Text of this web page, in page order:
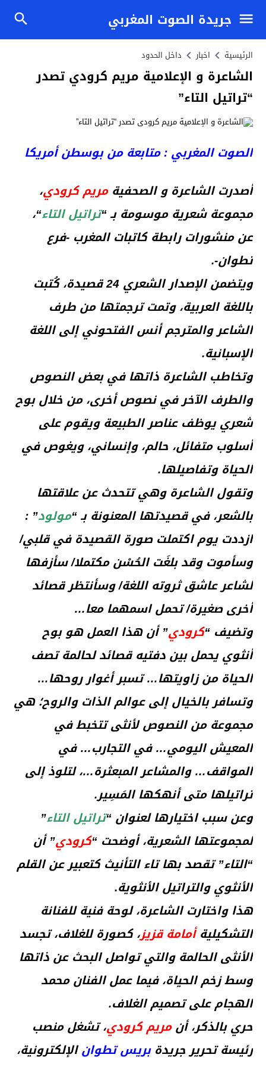
جريدة الصوت المغربي
الرئيسية اخبار داخل الحدود
الشاعرة و الإعلامية مريم كرودي تصدر
“تراتيل التاء”
الصوت المغربي : متابعة من بوسطن أمريكا
أصدرت الشاعرة و الصحفيةمريم كرودي،
مجموعة شعرية موسومة بـ “تراتيل التاء“،
عن منشورات رابطة كاتبات المغرب -فرع
تطوان-.
ويتضمن الإصدار الشعري 24 قصيدة، كُتبت
باللغة العربية، وتمت ترجمتها من طرف
الشاعر والمترجم أنس الفتحوني إلى اللغة
الإسبانية.
وتخاطب الشاعرة ذاتها في بعض النصوص
والطرف الآخر في نصوص أخرى، من خلال بوح
شعري يوظف عناصر الطبيعة ويقوم على
أسلوب متفائل، حالم، وإنساني، ويغوص في
الحياة وتفاصيلها.
وتقول الشاعرة وهي تتحدث عن علاقتها
بالشعر، في قصيدتها المعنونة بـ “مولود” :
ازددت يوم اكتملت صورة القصيدة في قلبي/
وسأموت وقد بلغَت الحُسْن مكتملا/ سأزفها
لشاعر عاشق ثروته اللغة/ وسأنتظر قصائد
أخرى صغيرة/ تحمل اسمهما معا…
وتضيف “كرودي” أن هذا العمل هو بوح
أنثوي يحمل بين دفتيه قصائد لحالمة تصف
الحياة من زاويتها… تسبر أغوار روحها…
وتسافر بالخيال إلى عوالم الذات والروح؛ هي
مجموعة من النصوص لأنثى تتخبط في
المعيش اليومي… في التجارب… في
المواقف… والمشاعر المبعثرة…، لتلوذ إلى
تراتيلها متى أنهكها المَسِير.
وعن سبب اختيارها لعنوان “تراتيل التاء”
لمجموعتها الشعرية، أوضحت “كرودي” أن
“التاء” تقصد بها تاء التأنيث كتعبير عن القلم
الأنثوي والتراتيل الأنثوية.
هذا واختارت الشاعرة، لوحة فنية للفنانة
التشكيليةأمامة قزيز، كصورة للغلاف، تجسد
الأنثى الحالمة والتي تواصل البحث عن ذاتها
وسط زخم الحياة، فيما عمل الفنان محمد
الهجام على تصميم الغلاف.
حري بالذكر، أنمريم كرودي، تشغل منصب
رئيسة تحرير جريدةبريس تطوانالإلكترونية،